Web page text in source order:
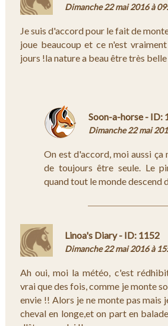
Dimanche 22 mai 2016 à
Je suis d'accord pour le fait de
joue beaucoup et ce n'est
jours !la nature a beau être très
Soon-a-horse - ID:
Dimanche 22 mai
On est d'accord, moi aussi
de toujours être seule. Le
quand tout le monde descend
Linoa's Diary - ID: 1152
Dimanche 22 mai 2016 à
Ah oui, moi la météo, c'est
vrai que des fois, comme je monte
envie !! Alors je ne monte pas mais
cheval en longe,et on part en